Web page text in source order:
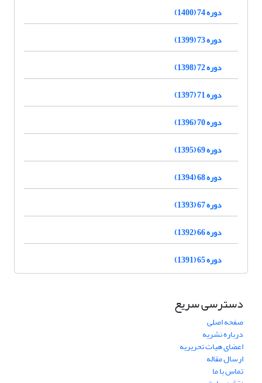
دوره 74 (1400)
دوره 73 (1399)
دوره 72 (1398)
دوره 71 (1397)
دوره 70 (1396)
دوره 69 (1395)
دوره 68 (1394)
دوره 67 (1393)
دوره 66 (1392)
دوره 65 (1391)
دسترسی سریع
صفحه اصلی
درباره نشریه
اعضای هیات تحریریه
ارسال مقاله
تماس با ما